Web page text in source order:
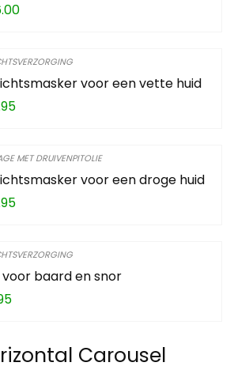
voor een vette huid
MET DRUIVENPITOLIE
voor een droge huid
voor baard en snor
Carousel